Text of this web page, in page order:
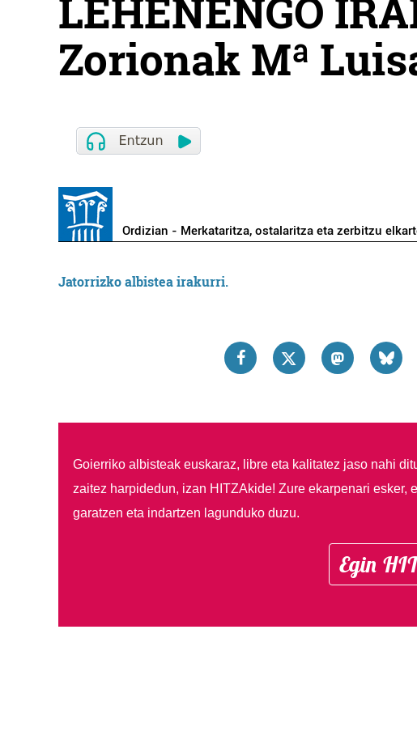
LEHENENGO
Zorionak Mª
Ordizian - Merkataritza, ostalaritza eta zerbitzu
Jatorrizko albistea irakurri.
Goierriko albisteak euskaraz, libre eta kalitatez jaso nahi
zaitez harpidedun, izan HITZAkide! Zure ekarpenari esker,
garatzen eta indartzen lagunduko duzu.
Egin